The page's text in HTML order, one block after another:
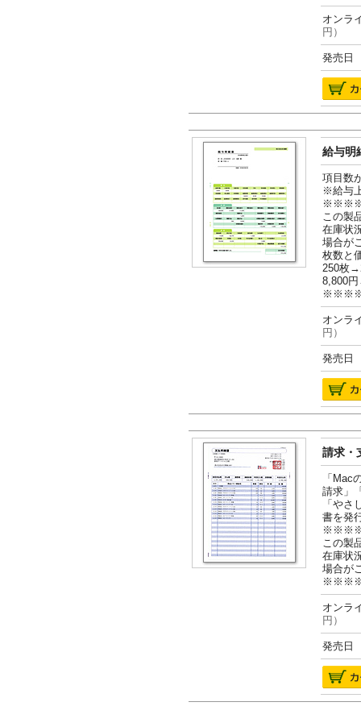
オン
円）
発売日
給与明
項目数
※給与
この製
在庫状
場合が
枚数と
250枚
8,800
オン
円）
発売日
請求・
「Mac
請求」
「や
書を発
この製
在庫状
場合が
オン
円）
発売日